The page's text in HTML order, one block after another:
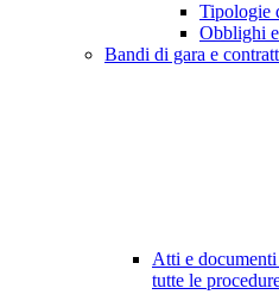
Tipologie
Obblighi
Bandi di gara e
Atti e
tutte le